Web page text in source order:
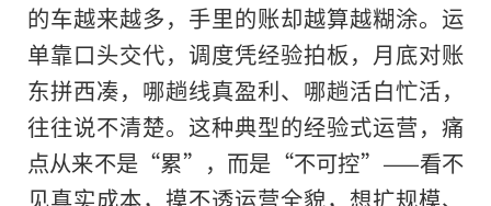
的车越来越多，手里的账却越算越糊涂。运
单靠口头交代，调度凭经验拍板，月底对账
东拼西凑，哪趟线真盈利、哪趟活白忙活，
往往说不清楚。这种典型的经验式运营，痛
点从来不是“累”，而是“不可控”——看不
见真实成本，摸不透运营全貌，想扩规模、